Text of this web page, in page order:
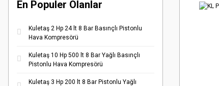
En Populer Olanlar
Kuletaş 2 Hp 24 lt 8 Bar Basınçlı Pistonlu
Hava Kompresörü
Kuletaş 10 Hp 500 lt 8 Bar Yağlı Basınçlı
Pistonlu Hava Kompresörü
Kuletaş 3 Hp 200 lt 8 Bar Pistonlu Yağlı